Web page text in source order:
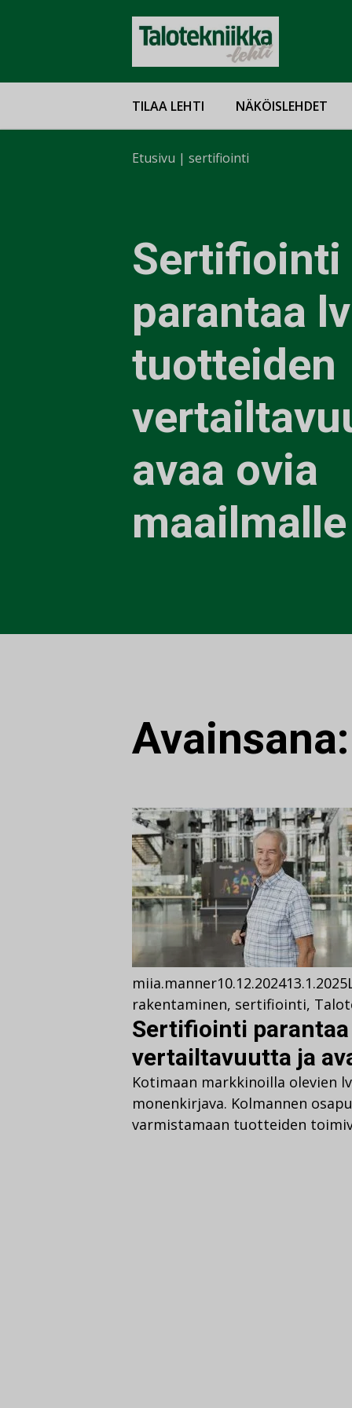
TILAA LEHTI NÄKÖISLEHDET
Etusivu | sertifiointi
Sertifiointi
parantaa
tuotteiden
avaa ovia
maailmalle
miia.manner10.12.202413.1.2025
rakentaminen, sertifiointi,
Sertifiointi
vertailtavuutta ja
Kotimaan markkinoilla olevien
monenkirjava. Kolmannen
varmistamaan tuotteiden